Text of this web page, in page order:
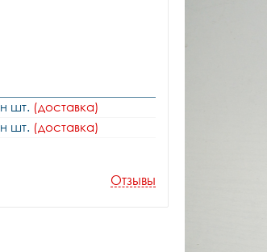
шт. (доставка)
шт. (доставка)
Отзывы